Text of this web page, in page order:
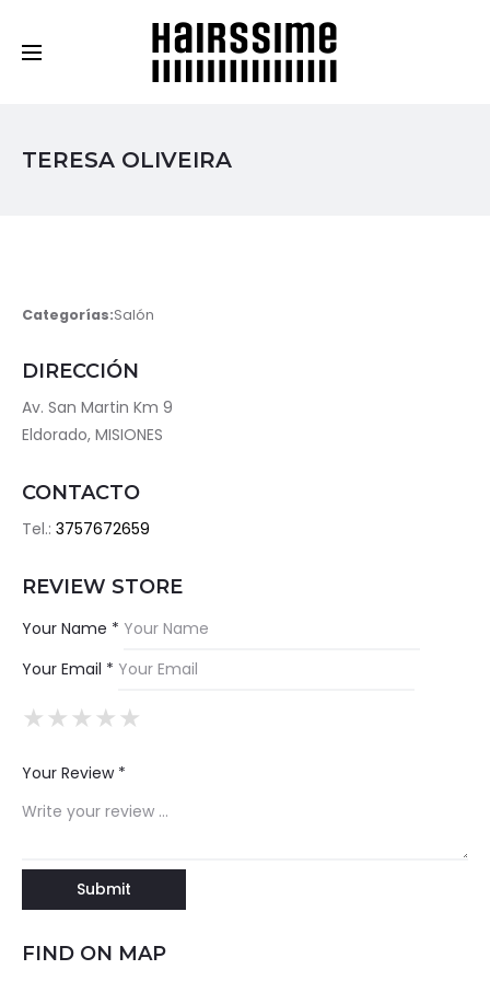
TERESA OLIVEIRA
Categorías:Salón
DIRECCIÓN
Av. San Martin Km 9
Eldorado, MISIONES
CONTACTO
Tel.: 3757672659
REVIEW STORE
Your Name *
Your Email *
★
★★
★★★
★★★★
★★★★★
Your Review *
FIND ON MAP